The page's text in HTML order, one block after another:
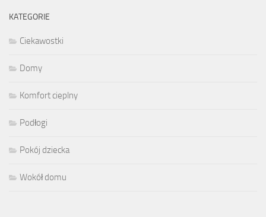
KATEGORIE
Ciekawostki
Domy
Komfort cieplny
Podłogi
Pokój dziecka
Wokół domu